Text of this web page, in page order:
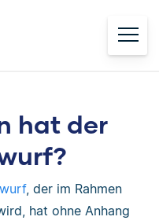
hat der
, der im Rahmen
hat ohne Anhang